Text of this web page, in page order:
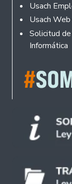
Usach
Usach Web
Solicitud
Informática